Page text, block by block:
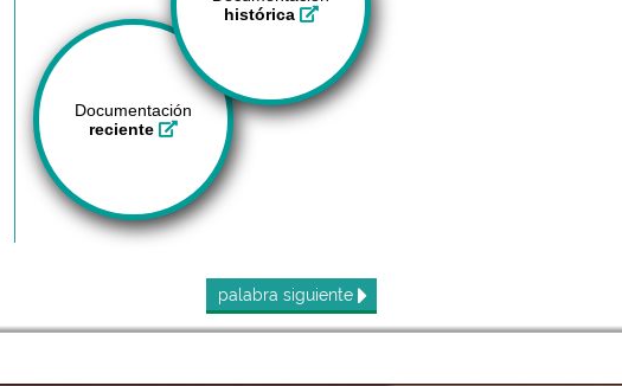
histórica
Documentación
reciente
palabra siguiente